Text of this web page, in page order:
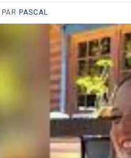
PAR PASCAL